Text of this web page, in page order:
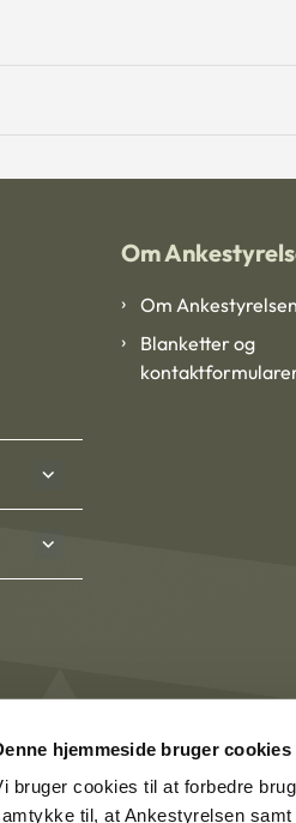
hjemmeside bruger cookies
bruger cookies til at forbedre
til, at Ankestyrelsen
Om
Om Ankestyrelsen
Blanketter og